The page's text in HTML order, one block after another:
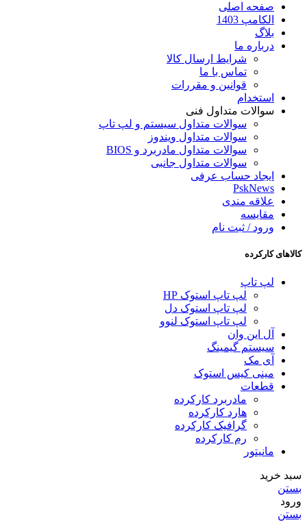
صفحه اصلی
الکامپ 1403
بلاگ
درباره ما
شرایط ارسال کالا
تماس با ما
قوانین و مقررات
استخدام
سوالات متداول فنی
سوالات متداول سیستم و لپ تاپ
سوالات متداول ویندوز
سوالات متداول مادربرد و BIOS
سوالات متداول جانبی
ایجاد حساب عرفی
PskNews
علاقه مندی
مقایسه
ورود / ثبت نام
کالاهای کارکرده
لپ تاپ
لپ تاپ استوک HP
لپ تاپ استوک دل
لپ تاپ استوک لنوو
آل این وان
سیستم گیمینگ
آی مک
مینی کیس استوک
قطعات
مادربرد کارکرده
هارد کارکرده
گرافیک کارکرده
رم کارکرده
مانیتور
سبد خرید
بستن
ورود
بستن